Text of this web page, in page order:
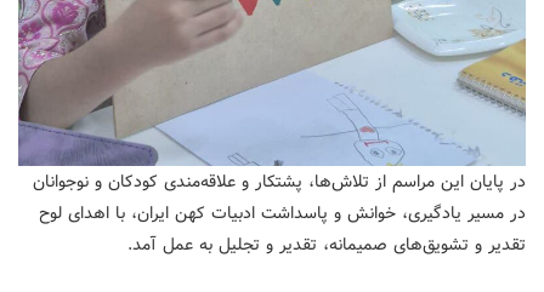
در پایان این مراسم از تلاش‌ها، پشتکار و علاقه‌مندی کودکان و نوجوانان
در مسیر یادگیری، خوانش و پاسداشت ادبیات کهن ایران، با اهدای لوح
تقدیر و تشویق‌های صمیمانه، تقدیر و تجلیل به عمل آمد.